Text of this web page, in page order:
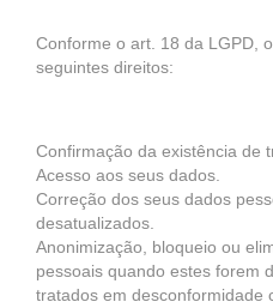
Conforme o art. 18 da LGPD,
seguintes direitos:
Confirmação da existência de
Acesso aos seus dados.
Correção dos seus dados
desatualizados.
Anonimização, bloqueio ou
pessoais quando estes forem
tratados em desconformidade